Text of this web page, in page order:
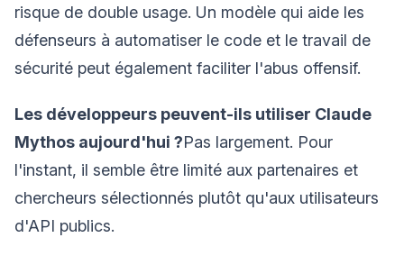
risque de double usage. Un modèle qui aide les
défenseurs à automatiser le code et le travail de
sécurité peut également faciliter l'abus offensif.
Les développeurs peuvent-ils utiliser Claude
Mythos aujourd'hui ?Pas largement. Pour
l'instant, il semble être limité aux partenaires et
chercheurs sélectionnés plutôt qu'aux utilisateurs
d'API publics.